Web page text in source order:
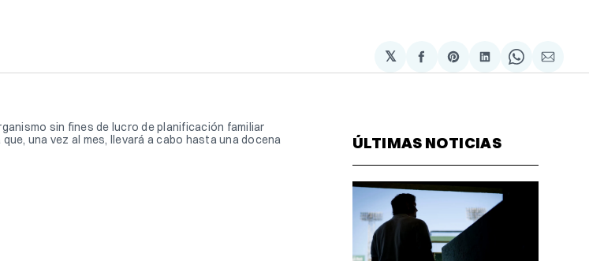
𝕏
Compartir
en
Share
on
Compartir
en
Share
on
via
sin fines de lucro de planificación familiar
una vez al mes, llevará a cabo hasta una docena
ÚLTIMAS NOTICIAS